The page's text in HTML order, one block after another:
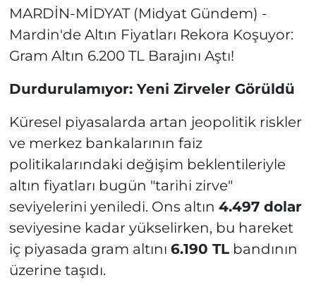
MARDİN-MİDYAT (Midyat Gündem) -
Mardin'de Altın Fiyatları Rekora Koşuyor:
Gram Altın 6.200 TL Barajını Aştı!
Durdurulamıyor: Yeni Zirveler Görüldü
Küresel piyasalarda artan jeopolitik riskler
ve merkez bankalarının faiz
politikalarındaki değişim beklentileriyle
altın fiyatları bugün "tarihi zirve"
seviyelerini yeniledi. Ons altın 4.497 dolar
seviyesine kadar yükselirken, bu hareket
iç piyasada gram altını 6.190 TLbandının
üzerine taşıdı.